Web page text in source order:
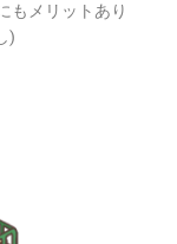
もメリットあり
)